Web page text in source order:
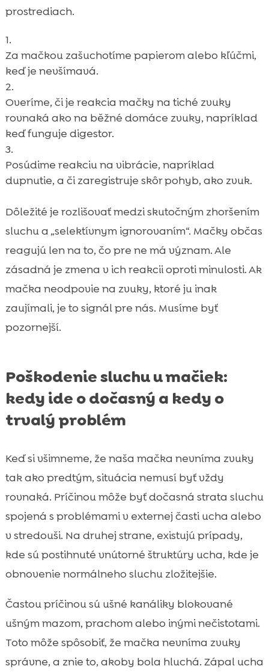
prostrediach.
Za mačkou zašuchotíme papierom alebo kľúčmi,
keď je nevšímavá.
Overíme, či je reakcia mačky na tiché zvuky
rovnaká ako na běžné domáce zvuky, napríklad
keď funguje digestor.
Posúdime reakciu na vibrácie, napríklad
dupnutie, a či zaregistruje skôr pohyb, ako zvuk.
Dôležité je rozlišovať medzi skutočným zhoršením
sluchu a „selektívnym ignorovaním“. Mačky občas
reagujú len na to, čo pre ne má význam. Ale
zásadná je zmena v ich reakcii oproti minulosti. Ak
mačka neodpovie na zvuky, ktoré ju inak
zaujímali, je to signál pre nás. Musíme byť
pozornejší.
Poškodenie sluchu u mačiek:
kedy ide o dočasný a kedy o
trvalý problém
Keď si všimneme, že naša mačka nevníma zvuky
tak ako predtým, situácia nemusí byť vždy
rovnaká. Príčinou môže byť dočasná strata sluchu
spojená s problémami v externej časti ucha alebo
v stredouši. Na druhej strane, existujú prípady,
kde sú postihnuté vnútorné štruktúry ucha, kde je
obnovenie normálneho sluchu zložitejšie.
Častou príčinou sú ušné kanáliky blokované
ušným mazom, prachom alebo inými nečistotami.
Toto môže spôsobiť, že mačka nevníma zvuky
správne, a znie to, akoby bola hluchá. Zápal ucha